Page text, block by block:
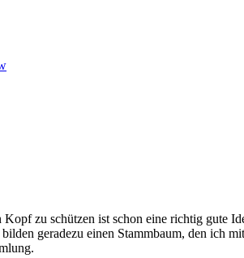
zu schützen ist schon eine richtig gute
geradezu einen Stammbaum, den ich